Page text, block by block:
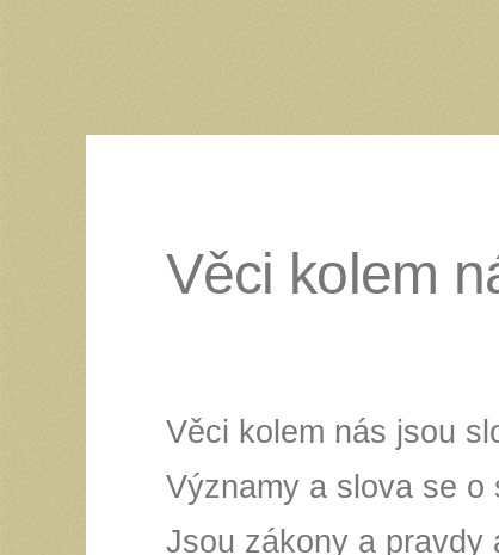
Věci kolem
Věci kolem nás jsou
Významy a slova se o
Jsou zákony a pravdy